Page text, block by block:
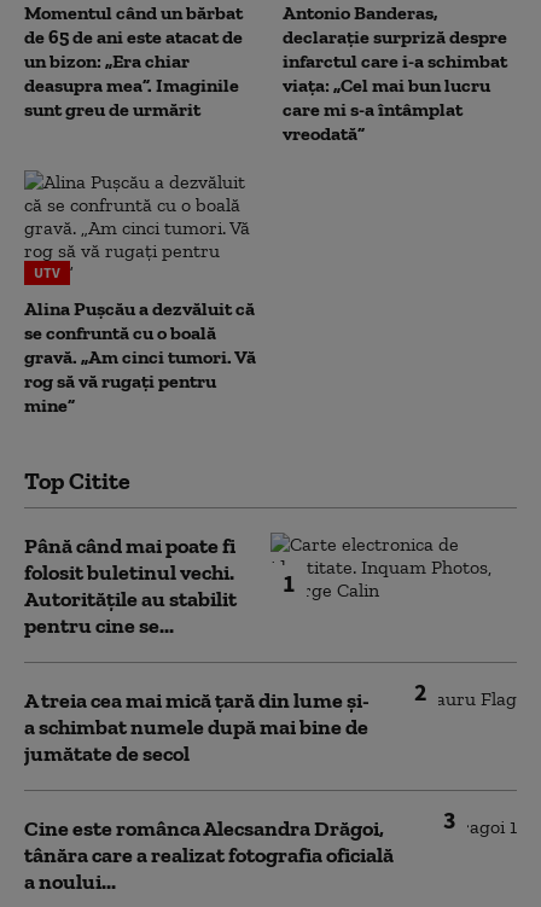
Momentul când un bărbat
de 65 de ani este atacat de
un bizon: „Era chiar
deasupra mea”. Imaginile
sunt greu de urmărit
Antonio Banderas,
declarație surpriză despre
infarctul care i-a schimbat
viața: „Cel mai bun lucru
care mi s-a întâmplat
vreodată”
UTV
Alina Pușcău a dezvăluit că
se confruntă cu o boală
gravă. „Am cinci tumori. Vă
rog să vă rugați pentru
mine”
Top Citite
1
Până când mai poate fi
folosit buletinul vechi.
Autoritățile au stabilit
pentru cine se...
2
A treia cea mai mică țară din lume și-
a schimbat numele după mai bine de
jumătate de secol
3
Cine este românca Alecsandra Drăgoi,
tânăra care a realizat fotografia oficială
a noului...